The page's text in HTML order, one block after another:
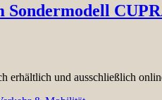
Sondermodell
erhältlich und ausschließlich